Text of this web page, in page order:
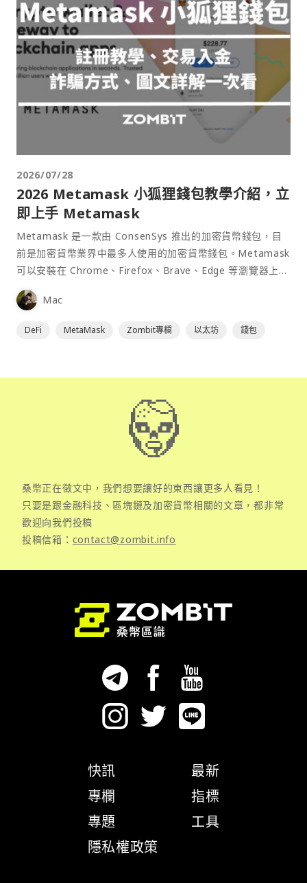
2026/07/28
2026 Metamask 小狐狸錢包教學介紹，立
即上手 Metamask
Metamask 是一款由 ConsenSys 推出的加密貨幣錢包，目
前是加密貨幣業界中最多人使用的加密貨幣錢包。Metamask
可以安裝在 Chrome、Firefox、Brave、Edge 等瀏覽器上作
為插件使用，具備許多功能且使用上非常方便。
Mac
DeFi MetaMask Zombit專欄 以太坊 錢包
桑幣正在徵文中，我們想要讓好的東西讓更多人看見！
只要是跟金融科技、區塊鏈及加密貨幣相關的文章，都非常
歡迎向我們投稿
投稿信箱： contact@zombit.info
快訊
專欄
專題
隱私權政策
最新
指標
工具